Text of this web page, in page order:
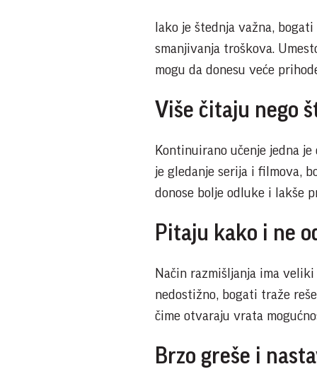
Iako je štednja važna,
smanjivanja troškova.
mogu da donesu veće
Više čitaju nego
Kontinuirano učenje jedna
je gledanje serija i filmova,
donose bolje odluke i lakše
Pitaju kako i ne
Način razmišljanja ima
nedostižno, bogati traže
čime otvaraju vrata
Brzo greše i